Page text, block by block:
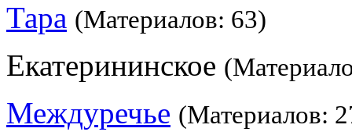
Тара (Материалов: 63)
Екатерининское
Междуречье (Материалов: